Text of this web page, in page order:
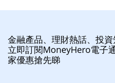
金融產品、理財熱話、投
立即訂閱MoneyHero電子
家優惠搶先睇